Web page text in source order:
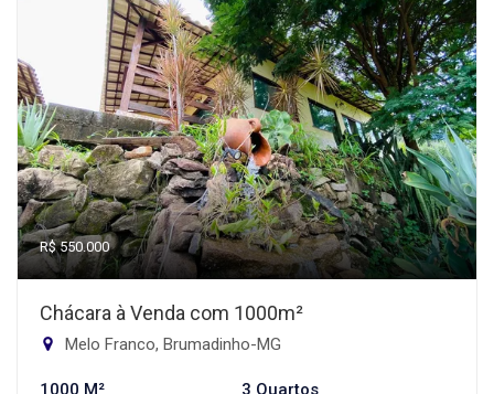
R$ 550.000
Chácara à Venda com 1000m²
Melo Franco, Brumadinho-MG
1000 M² 3 Quartos